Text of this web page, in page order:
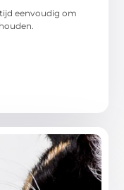
eenvoudig om